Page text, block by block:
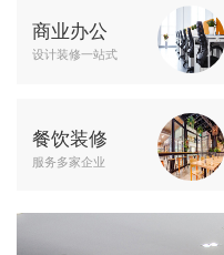
商业办公
设计装修一站式
餐饮装修
服务多家企业